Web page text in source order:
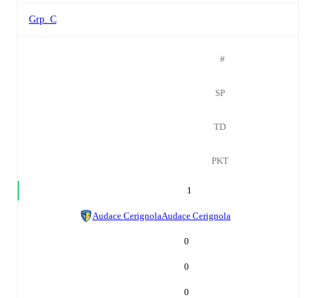
Grp. C
#
SP
TD
PKT
1
Audace CerignolaAudace Cerignola
0
0
0